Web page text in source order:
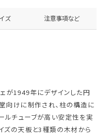
ズ 注意事項など
が1949年にデザインした円
向けに制作され、柱の構造に
チューブが高い安定性を実
ズの天板と3種類の木材から